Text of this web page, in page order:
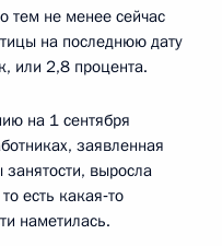
тем не менее сейчас
на последнюю дату
или 2,8 процента.
на 1 сентября
заявленная
выросла
есть какая‑то
наметилась.